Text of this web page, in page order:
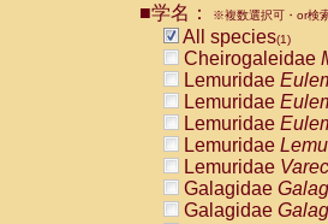
■学名： ※複数選択可・or検
All species(1)
Cheirogaleidae
Lemuridae
Lemuridae
Lemuridae
Lemuridae
Lemuridae
Galagidae
Galagidae